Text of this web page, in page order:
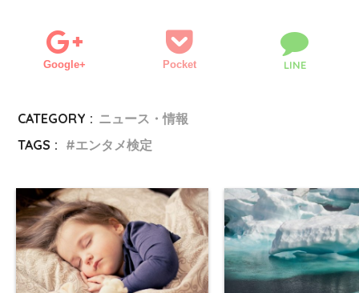
Google+ Pocket LINE
CATEGORY : ニュース・情報
TAGS :
エンタメ検定